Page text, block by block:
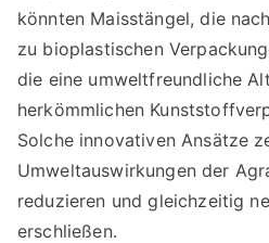
könnten Maisstängel, die
zu bioplastischen
die eine umweltfreundliche
herkömmlichen
Solche innovativen Ansätze
Umweltauswirkungen der
reduzieren und gleichzeitig
erschließen.